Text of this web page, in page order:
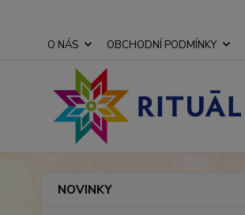
O NÁS OBCHODNÍ PODMÍNKY
NOVINKY